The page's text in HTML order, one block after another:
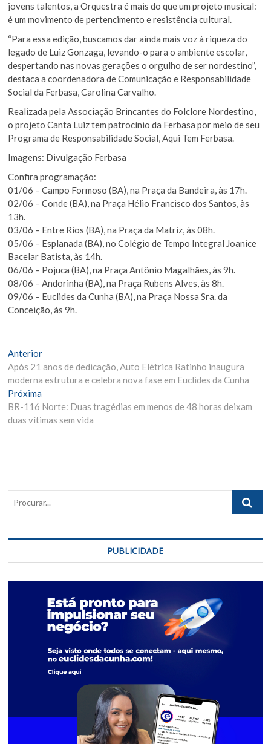
jovens talentos, a Orquestra é mais do que um projeto musical:
é um movimento de pertencimento e resistência cultural.
“Para essa edição, buscamos dar ainda mais voz à riqueza do
legado de Luiz Gonzaga, levando-o para o ambiente escolar,
despertando nas novas gerações o orgulho de ser nordestino”,
destaca a coordenadora de Comunicação e Responsabilidade
Social da Ferbasa, Carolina Carvalho.
Realizada pela Associação Brincantes do Folclore Nordestino,
o projeto Canta Luiz tem patrocínio da Ferbasa por meio de seu
Programa de Responsabilidade Social, Aqui Tem Ferbasa.
Imagens: Divulgação Ferbasa
Confira programação:
01/06 – Campo Formoso (BA), na Praça da Bandeira, às 17h.
02/06 – Conde (BA), na Praça Hélio Francisco dos Santos, às
13h.
03/06 – Entre Rios (BA), na Praça da Matriz, às 08h.
05/06 – Esplanada (BA), no Colégio de Tempo Integral Joanice
Bacelar Batista, às 14h.
06/06 – Pojuca (BA), na Praça Antônio Magalhães, às 9h.
08/06 – Andorinha (BA), na Praça Rubens Alves, às 8h.
09/06 – Euclides da Cunha (BA), na Praça Nossa Sra. da
Conceição, às 9h.
Navegação
de
Post
AnteriorMatéria
Anterior:
Após 21 anos de dedicação, Auto Elétrica Ratinho inaugura
moderna estrutura e celebra nova fase em Euclides da Cunha
Próxima
Materia:
BR-116 Norte: Duas tragédias em menos de 48 horas deixam
duas vítimas sem vida
PUBLICIDADE